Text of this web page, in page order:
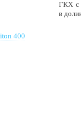
400
ГКХ с
в